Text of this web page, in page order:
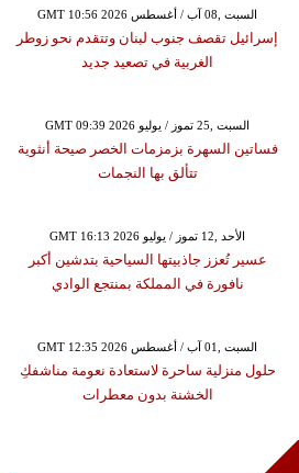
GMT 10:56 2026 السبت ,08 آب / أغسطس
إسرائيل تقصف جنوب لبنان وتتقدم نحو زوطر
الغربية في تصعيد جديد
GMT 09:39 2026 السبت ,25 تموز / يوليو
فساتين السهرة بزمزمات الخصر صيحة أنثوية
تتألق بها النجمات
GMT 16:13 2026 الأحد ,12 تموز / يوليو
عسير تُعزز جاذبيتها السياحية بتدشين أكبر
نافورة في المملكة بمنتجع الوادي
GMT 12:35 2026 السبت ,01 آب / أغسطس
حلول منزلية ساحرة لاستعادة نعومة مناشفكِ
الخشنة بدون معطرات